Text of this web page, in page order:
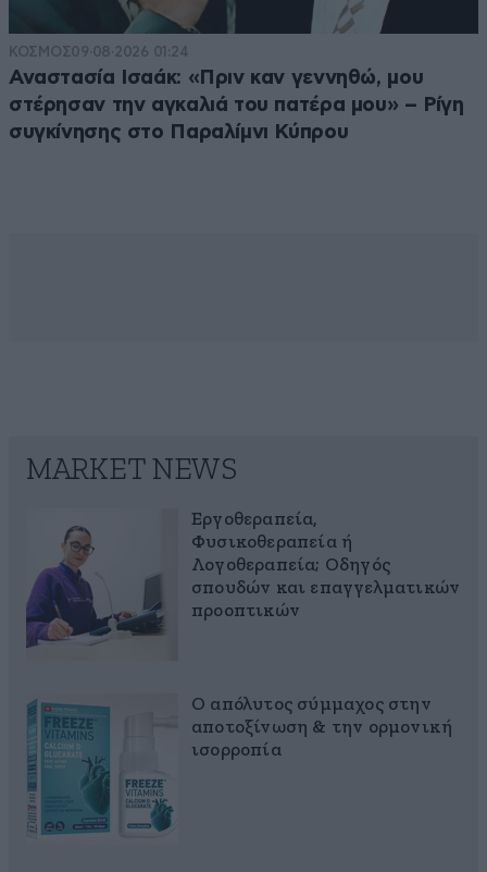
ΚΟΣΜΟΣ09·08·2026 01:24
Αναστασία Ισαάκ: «Πριν καν γεννηθώ, μου
στέρησαν την αγκαλιά του πατέρα μου» – Ρίγη
συγκίνησης στο Παραλίμνι Κύπρου
MARKET NEWS
Εργοθεραπεία,
Φυσικοθεραπεία ή
Λογοθεραπεία; Οδηγός
σπουδών και επαγγελματικών
προοπτικών
Ο απόλυτος σύμμαχος στην
αποτοξίνωση & την ορμονική
ισορροπία